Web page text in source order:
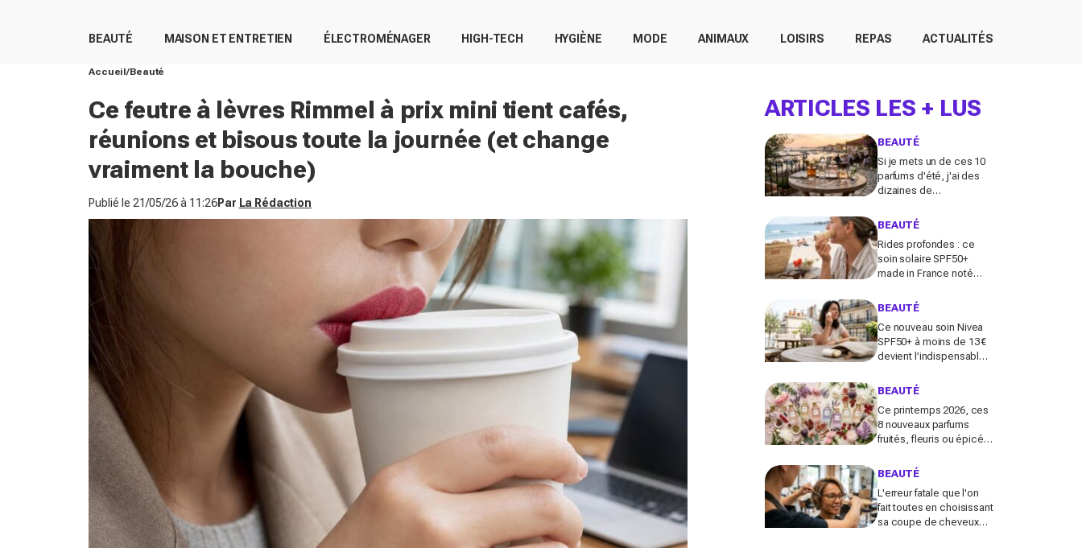
BEAUTÉ MAISON ET ENTRETIEN ÉLECTROMÉNAGER HIGH-TECH HYGIÈNE MODE ANIMAUX LOISIRS REPAS ACTUALITÉS
Accueil Beauté
Ce feutre à lèvres Rimmel à prix mini tient cafés,
réunions et bisous toute la journée (et change
vraiment la bouche)
Publié le 21/05/26 à 11:26Par La Rédaction
ARTICLES LES + LUS
BEAUTÉ
Si je mets un de ces 10
parfums d'été, j'ai des
dizaines de
journée
BEAUTÉ
Rides profondes : ce
soin solaire SPF50+
made in France noté
de freiner leur apparition
BEAUTÉ
Ce nouveau soin Nivea
SPF50+ à moins de 13 €
devient l’indispensable
pour éviter les dégâts du
BEAUTÉ
Ce printemps 2026, ces
8 nouveaux parfums
fruités, fleuris ou épicés
Guerlain vont booster
BEAUTÉ
L'erreur fatale que l'on
fait toutes en choisissant
sa coupe de cheveux